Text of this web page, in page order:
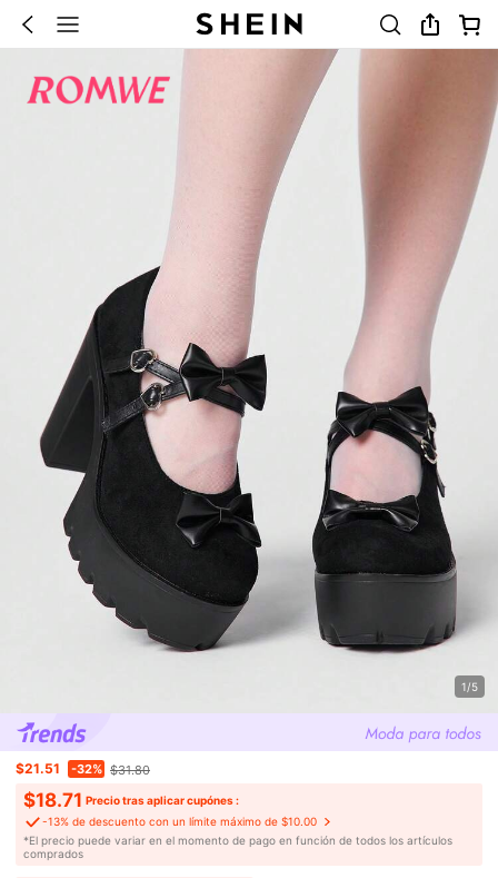
1/5
$21.51 -32% $31.80
$18.71 Precio tras aplicar cupónes :
-13% de descuento con un límite máximo de $10.00
​*El precio puede variar en el momento de pago en función de todos los artículos
comprados